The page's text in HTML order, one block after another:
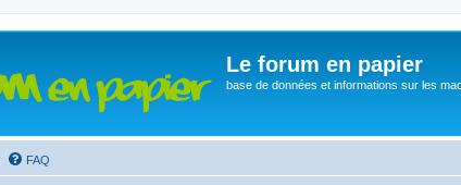
Le forum en papier
base de données et informations sur les
FAQ